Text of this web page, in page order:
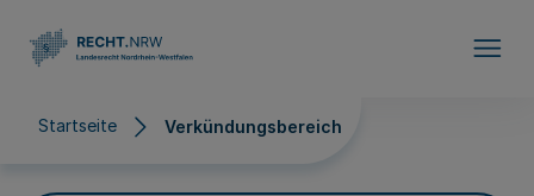
Startseite Verkündungsbereich